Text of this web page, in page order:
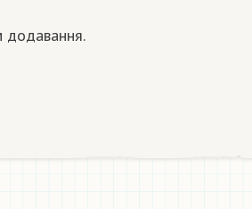
додавання.